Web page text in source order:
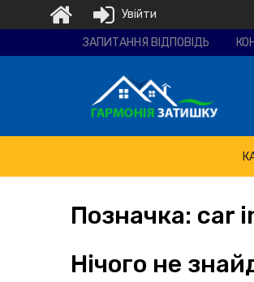
будівельна
ЗАПИТАННЯ ВІДПОВІДЬ
Позначка: car
Нічого не
Увійти